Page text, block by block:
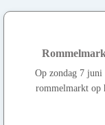
Op zondag 7 juni
rommelmarkt op